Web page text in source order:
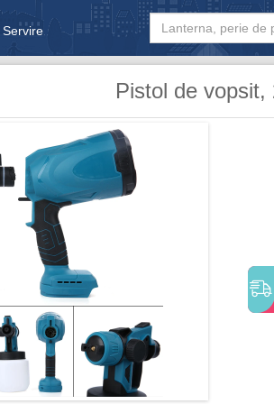
Bebe
Pistol de vopsit,